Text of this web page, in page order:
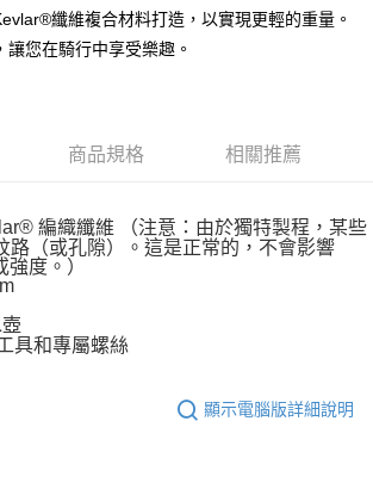
含以上)免運費
含以上)免運費
纖維複合材料打造，以實現更輕的重量。
讓您在騎行中享受樂趣。
商品規格 相關推薦
編織纖維 （注意：由於獨特製程，某些
路（或孔隙）。這是正常的，不會影響
度。）
具和專屬螺絲
顯示電腦版詳細說明